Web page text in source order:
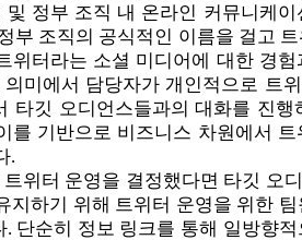
및 정부 조직 내 온라인 커뮤니케
부 조직의 공식적인 이름을 걸고
위터라는 소셜 미디어에 대한 경
의미에서 담당자가 개인적으로 트
타깃 오디언스들과의 대화를 진행
를 기반으로 비즈니스 차원에서
.
트위터 운영을 결정했다면 타깃 오
지하기 위해 트위터 운영을 위한
. 단순히 정보 링크를 통해 일방향